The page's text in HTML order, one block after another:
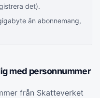
det).
än abonnemang,
med personnummer
från Skatteverket